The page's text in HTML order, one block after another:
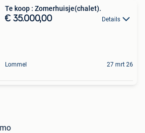
Te koop : Zomerhuisje(chalet).
€ 35.000,00 Details
Lommel 27 mrt 26